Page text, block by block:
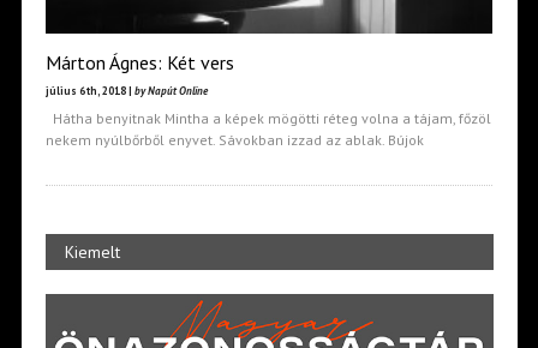
Márton Ágnes: Két vers
július 6th, 2018 | by Napút Online
Hátha benyitnak Mintha a képek mögötti réteg volna a tájam, főzöl
nekem nyúlbőrből enyvet. Sávokban izzad az ablak. Bújok
Kiemelt